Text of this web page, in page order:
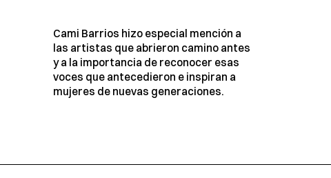
Cami Barrios hizo especial mención a
las artistas que abrieron camino antes
y a la importancia de reconocer esas
voces que antecedieron e inspiran a
mujeres de nuevas generaciones.